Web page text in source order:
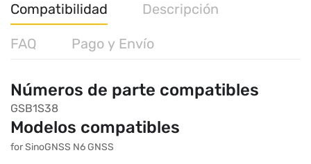
Compatibilidad Descripción
FAQ Pago y Envío
Números de parte compatibles
GSB1S38
Modelos compatibles
for SinoGNSS N6 GNSS